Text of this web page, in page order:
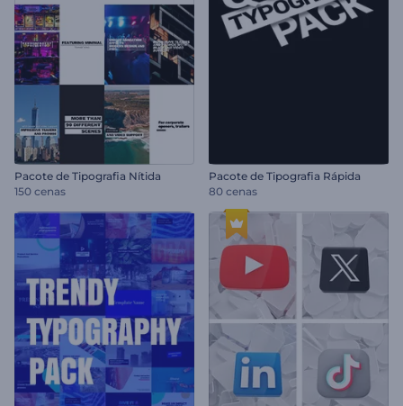
Pacote de Tipografia Nítida
150 cenas
Pacote de Tipografia Rápida
80 cenas